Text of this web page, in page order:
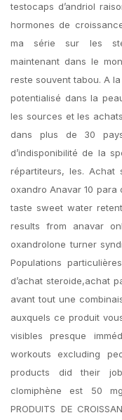
testocaps d’andriol
hormones de
ma série sur les
maintenant dans le
reste souvent tabou. A
potentialisé dans la
les sources et les
dans plus de 30
d’indisponibilité de la
répartiteurs, les. Achat
oxandro Anavar 10
taste sweet water
results from anavar
oxandrolone turner
Populations
d’achat steroide,achat
avant tout une
auxquels ce produit
visibles presque
workouts excluding
products did their
clomiphène est 50
PRODUITS DE